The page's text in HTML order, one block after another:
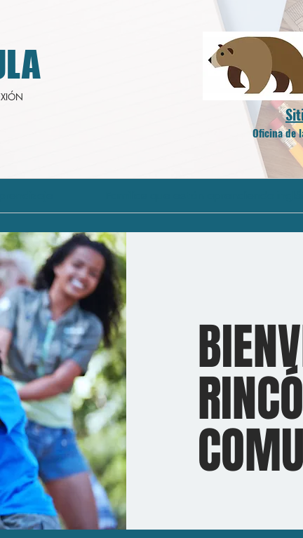
Oficina de